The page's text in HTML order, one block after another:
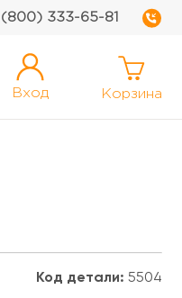
333-65-81
Вход Корзина
Код детали: 5504